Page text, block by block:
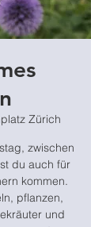
Zürich
zwischen
du auch für
kommen.
pflanzen,
und